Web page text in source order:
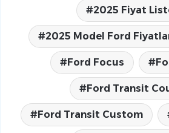
2025 Fiyat
2025 Model Ford
Ford Focus
Ford Transit
Ford Transit Custom